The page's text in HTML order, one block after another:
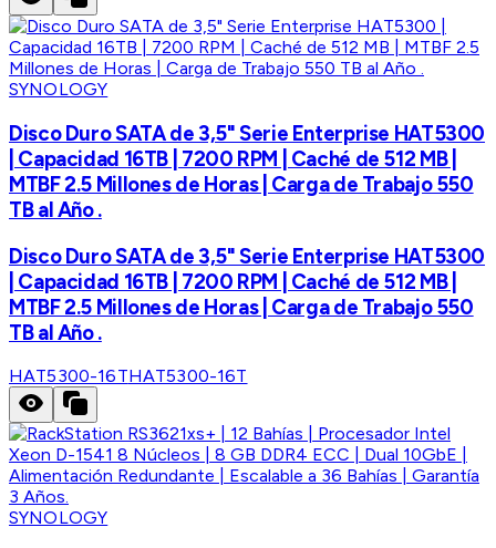
SYNOLOGY
Disco Duro SATA de 3,5" Serie Enterprise HAT5300
| Capacidad 16TB | 7200 RPM | Caché de 512 MB |
MTBF 2.5 Millones de Horas | Carga de Trabajo 550
TB al Año .
Disco Duro SATA de 3,5" Serie Enterprise HAT5300
| Capacidad 16TB | 7200 RPM | Caché de 512 MB |
MTBF 2.5 Millones de Horas | Carga de Trabajo 550
TB al Año .
HAT5300-16THAT5300-16T
SYNOLOGY